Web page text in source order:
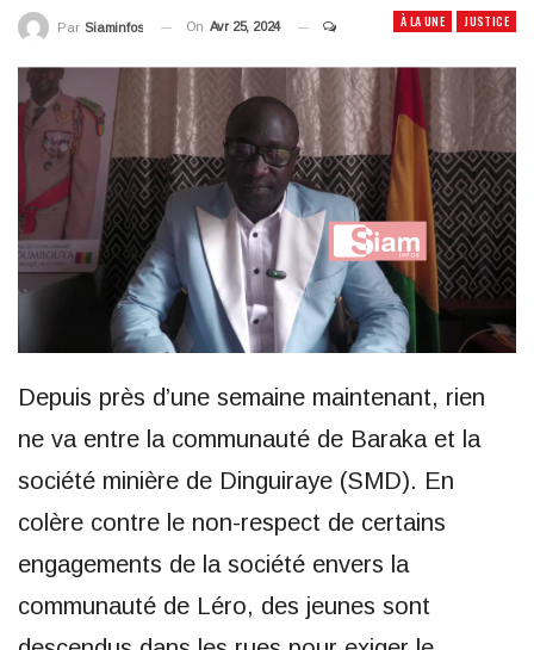
À LA UNE JUSTICE
Par Siaminfos On Avr 25, 2024
Depuis près d’une semaine maintenant, rien
ne va entre la communauté de Baraka et la
société minière de Dinguiraye (SMD). En
colère contre le non-respect de certains
engagements de la société envers la
communauté de Léro, des jeunes sont